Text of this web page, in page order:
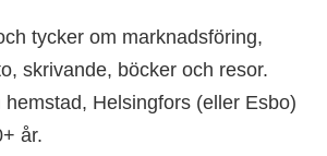
tycker om marknadsföring,
skrivande, böcker och resor.
hemstad, Helsingfors (eller Esbo)
år.